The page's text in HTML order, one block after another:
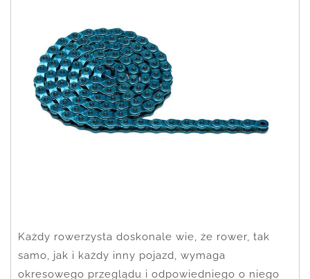
Każdy rowerzysta doskonale wie, że rower, tak
samo, jak i każdy inny pojazd, wymaga
okresowego przeglądu i odpowiedniego o niego